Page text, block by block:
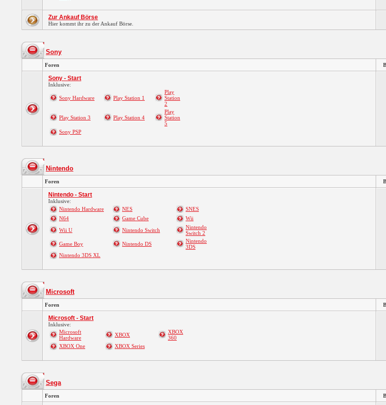
Zur Ankauf Börse
Hier kommt ihr zu der Ankauf Börse.
Sony
Foren
Sony - Start
Inklusive:
Sony Hardware Play Station 1
Play
Station
2
Play Station 3 Play Station 4
Play
Station
5
Sony PSP
Nintendo
Foren
Nintendo - Start
Inklusive:
Nintendo Hardware
NES
SNES
N64
Game Cube
Wii
Wii U
Nintendo Switch
Nintendo
Switch 2
Game Boy
Nintendo DS
Nintendo
3DS
Nintendo 3DS XL
Microsoft
Foren
Microsoft - Start
Inklusive:
Microsoft
Hardware
XBOX
XBOX
360
XBOX One
XBOX Series
Sega
Foren